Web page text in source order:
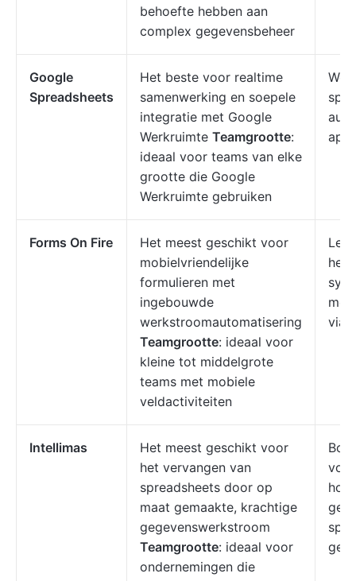
behoefte hebben aan
complex gegevensbeheer
Google
Spreadsheets
Het beste voor realtime
samenwerking en soepele
integratie met Google
Werkruimte Teamgrootte:
ideaal voor teams van elke
grootte die Google
Werkruimte gebruiken
Forms On Fire
Het meest geschikt voor
mobielvriendelijke
formulieren met
ingebouwde
werkstroomautomatisering
Teamgrootte: ideaal voor
kleine tot middelgrote
teams met mobiele
veldactiviteiten
Leg
het
via
Intellimas
Het meest geschikt voor
het vervangen van
spreadsheets door op
maat gemaakte, krachtige
gegevenswerkstroom
Teamgrootte: ideaal voor
ondernemingen die